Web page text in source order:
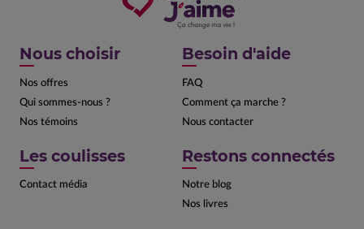
Nous choisir
Nos offres
Qui sommes-nous ?
Nos témoins
Besoin d'aide
FAQ
Comment ça marche ?
Nous contacter
Les coulisses
Contact média
Restons connectés
Notre blog
Nos livres